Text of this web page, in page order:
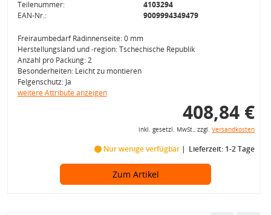
Teilenummer:
4103294
EAN-Nr.:
9009994349479
Freiraumbedarf Radinnenseite: 0 mm
Herstellungsland und -region: Tschechische Republik
Anzahl pro Packung: 2
Besonderheiten: Leicht zu montieren
Felgenschutz: Ja
weitere Attribute anzeigen
408,84 €
inkl. gesetzl. MwSt., zzgl. Versandkosten
Nur wenige verfügbar Lieferzeit: 1-2 Tage
Zum Artikel